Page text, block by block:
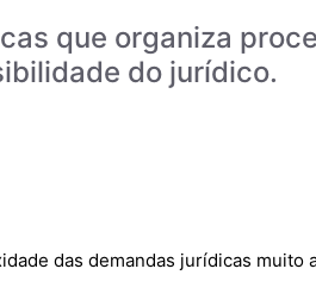
que organiza
do jurídico.
das demandas jurídicas muito